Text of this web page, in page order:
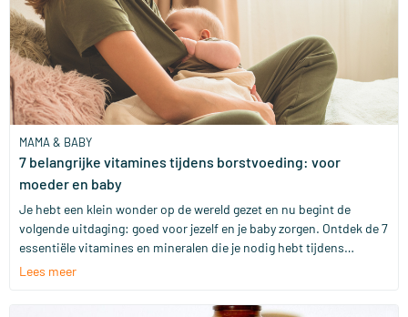
MAMA & BABY
7 belangrijke vitamines tijdens borstvoeding: voor
moeder en baby
Je hebt een klein wonder op de wereld gezet en nu begint de
volgende uitdaging: goed voor jezelf en je baby zorgen. Ontdek de 7
essentiële vitamines en mineralen die je nodig hebt tijdens
borstvoeding om jullie beiden gezond en sterk te houden. Lees nu
Lees meer